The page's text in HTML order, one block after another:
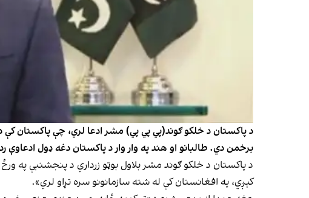
د پاکستان د خلکو ګوند(پي پي پي) مشر ادعا لري، چې پاکستان کې
برخمن دي. طالبانو او هند په وار وار د پاکستان دغه ډول
کېږي، په افغانستان کې له شته سازمانونو سره تړاو لري».